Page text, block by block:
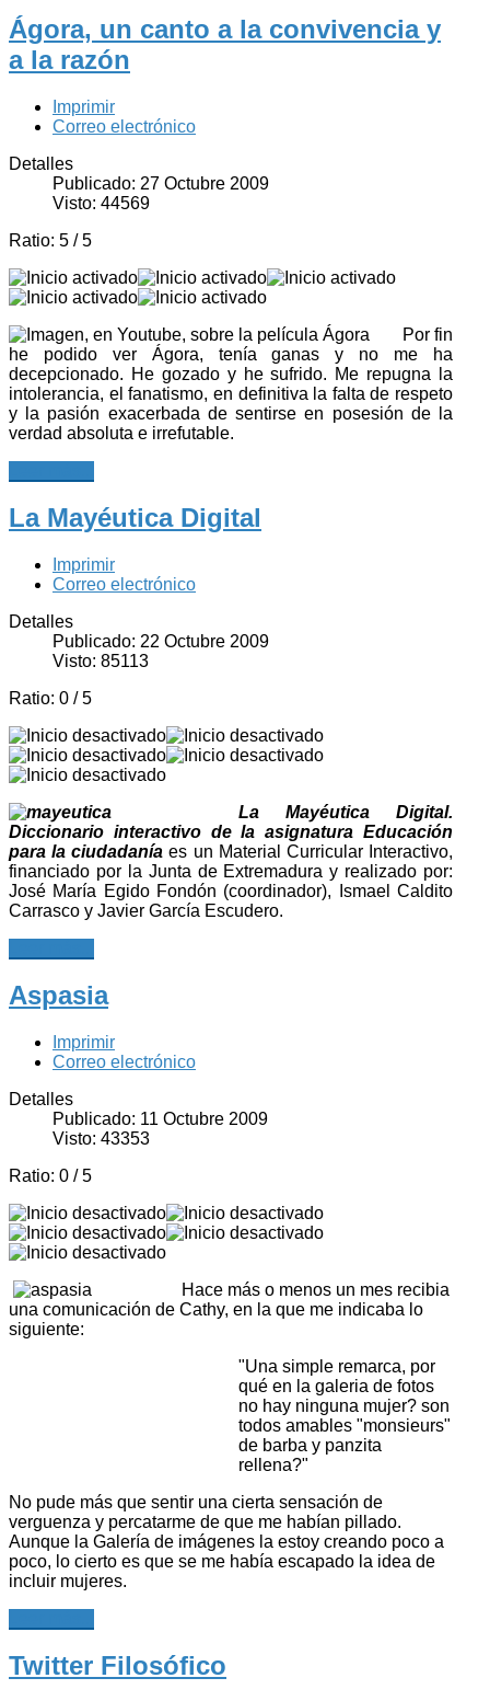
Ágora, un canto a la convivencia y
a la razón
Imprimir
Correo electrónico
Detalles
Publicado: 27 Octubre 2009
Visto: 44569
Ratio: 5 /5
Por fin
he podido ver Ágora, tenía ganas y no me ha
decepcionado. He gozado y he sufrido. Me repugna la
intolerancia, el fanatismo, en definitiva la falta de respeto
y la pasión exacerbada de sentirse en posesión de la
verdad absoluta e irrefutable.
La Mayéutica Digital
Imprimir
Correo electrónico
Detalles
Publicado: 22 Octubre 2009
Visto: 85113
Ratio: 0 /5
La Mayéutica Digital.
Diccionario interactivo de la asignatura Educación
para la ciudadanía es un Material Curricular Interactivo,
financiado por la Junta de Extremadura y realizado por:
José María Egido Fondón (coordinador), Ismael Caldito
Carrasco y Javier García Escudero.
Aspasia
Imprimir
Correo electrónico
Detalles
Publicado: 11 Octubre 2009
Visto: 43353
Ratio: 0 /5
Hace más o menos un mes recibia
una comunicación de Cathy, en la que me indicaba lo
siguiente:
"Una simple remarca, por
qué en la galeria de fotos
no hay ninguna mujer? son
todos amables "monsieurs"
de barba y panzita
rellena?"
No pude más que sentir una cierta sensación de
verguenza y percatarme de que me habían pillado.
Aunque la Galería de imágenes la estoy creando poco a
poco, lo cierto es que se me había escapado la idea de
incluir mujeres.
Twitter Filosófico